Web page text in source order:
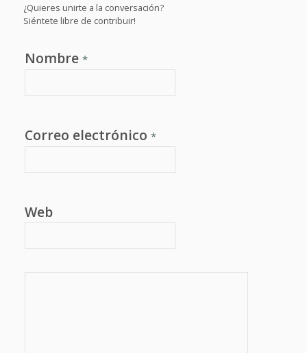
¿Quieres unirte a la conversación?
Siéntete libre de contribuir!
Nombre *
Correo electrónico *
Web